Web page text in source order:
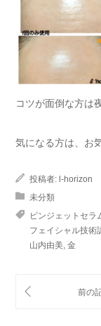
コツが面倒な方は
気になる方は、お
投稿者: l-horizon
未分類
ピンジェットセラ
フェイシャル技術
山内由美, 金